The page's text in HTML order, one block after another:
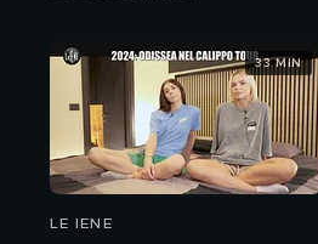
LE IENE
33 MIN